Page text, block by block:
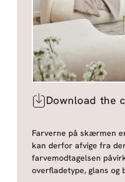
Download the
Farverne på skærmen
kan derfor afvige fra
farvemodtagelsen
overfladetype, glans og